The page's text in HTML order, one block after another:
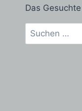
Das
Suchen
nach: